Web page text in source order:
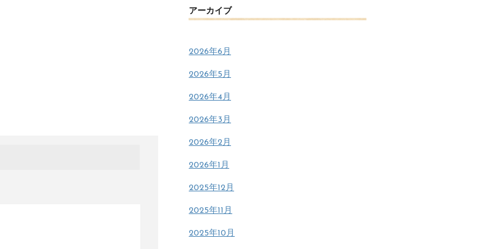
アーカイブ
2026年6月
2026年5月
2026年4月
2026年3月
2026年2月
2026年1月
2025年12月
2025年11月
2025年10月